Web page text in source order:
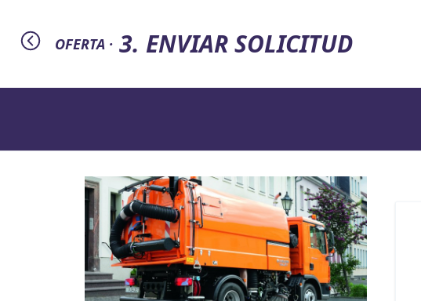
OFERTA · 3. ENVIAR SOLICITUD